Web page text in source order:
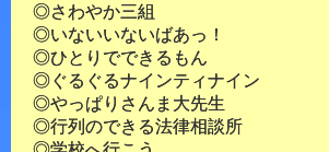
◎さわやか三組
◎いないいないばあっ！
◎ひとりでできるもん
◎ぐるぐるナインティナイン
◎やっぱりさんま大先生
◎行列のできる法律相談所